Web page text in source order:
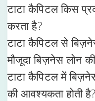
टाटा कैपिटल किस
करता है?
टाटा कैपिटल से
मौजूदा बिज़नेस लोन
टाटा कैपिटल में
की आवश्यकता होती है?